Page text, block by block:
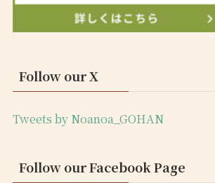
Follow our X
Tweets by Noanoa_GOHAN
Follow our Facebook Page